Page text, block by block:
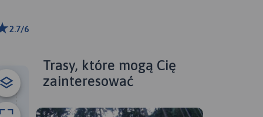
2.7/6
Trasy, które mogą Cię
zainteresować